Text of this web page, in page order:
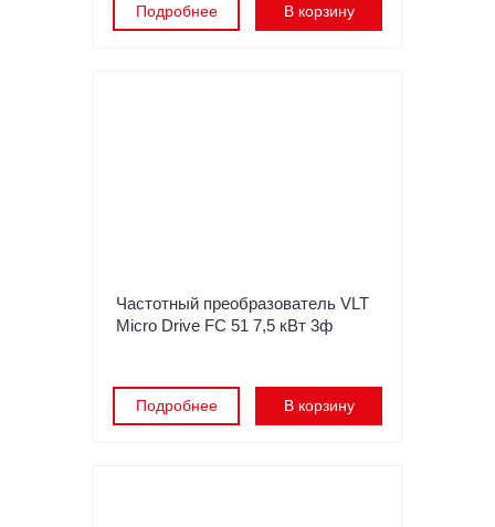
Подробнее В корзину
Частотный преобразователь VLT
Micro Drive FC 51 7,5 кВт 3ф
Подробнее В корзину